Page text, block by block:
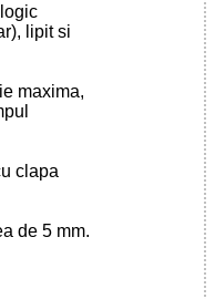
lipit si
maxima,
clapa
de 5 mm.